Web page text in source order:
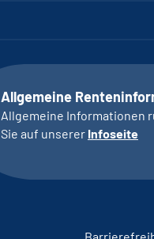
Allgemeine
Allgemeine Informationen
Sie auf unserer Infoseite